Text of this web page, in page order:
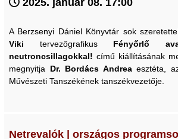
A Berzsenyi Dániel Könyvtár sok
Viki tervezőgrafikus Fényőrlő
neutroncsillagokkal! című kiállításának
megnyitja Dr. Bordács Andreaesztéta,
Művészeti Tanszékének tanszékvezetője.
Netrevalók | országos